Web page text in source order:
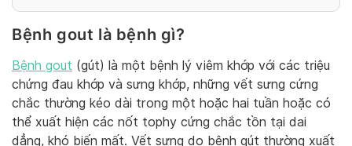
Bệnh gout là bệnh gì?
Bệnh gout (gút) là một bệnh lý viêm khớp với các triệu
chứng đau khớp và sưng khớp, những vết sưng cứng
chắc thường kéo dài trong một hoặc hai tuần hoặc có
thể xuất hiện các nốt tophy cứng chắc tồn tại dai
dẳng, khó biến mất. Vết sưng do bệnh gút thường xuất